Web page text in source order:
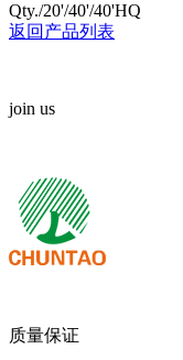
Qty./20'/40'/40'HQ
返回产品列表
join us
质量保证